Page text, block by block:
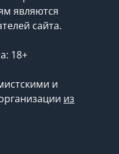
являются
сайта.
18+
и
из